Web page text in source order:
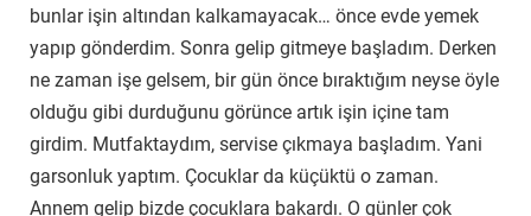
bunlar işin altından kalkamayacak… önce evde yemek
yapıp gönderdim. Sonra gelip gitmeye başladım. Derken
ne zaman işe gelsem, bir gün önce bıraktığım neyse öyle
olduğu gibi durduğunu görünce artık işin içine tam
girdim. Mutfaktaydım, servise çıkmaya başladım. Yani
garsonluk yaptım. Çocuklar da küçüktü o zaman.
Annem gelip bizde çocuklara bakardı. O günler çok